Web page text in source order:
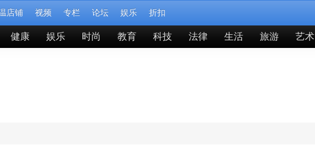
店铺 视频 专栏 论坛 娱乐 折扣
健康 娱乐 时尚 教育 科技 法律 生活 旅游 艺术